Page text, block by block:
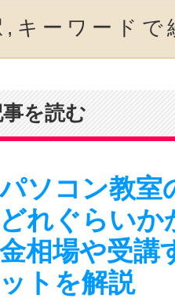
,キーワードで
を読む
パソコン教室
どれぐらいか
金相場や受講
ットを解説